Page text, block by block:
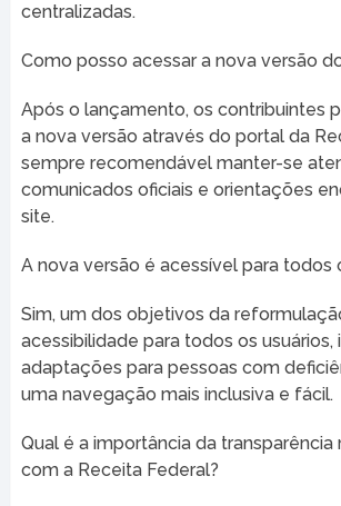
centralizadas.
Como posso acessar a nova versão do
Após o lançamento, os contribuintes
a nova versão através do portal da
sempre recomendável manter-se
comunicados oficiais e orientações
site.
A nova versão é acessível para todos
Sim, um dos objetivos da
acessibilidade para todos os usuários,
adaptações para pessoas com
uma navegação mais inclusiva e fácil.
Qual é a importância da transparência
com a Receita Federal?